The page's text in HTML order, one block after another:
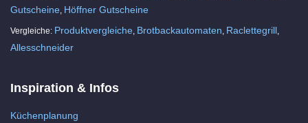
Gutscheine Höffner Gutscheine
Vergleiche: Produktvergleiche Brotbackautomaten Raclettegrill
Allesschneider
Inspiration & Infos
Küchenplanung